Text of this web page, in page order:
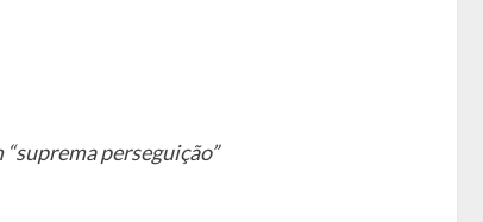
perseguição”